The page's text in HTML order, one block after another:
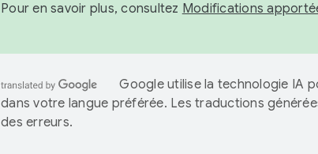
Pour en savoir plus, consultez Modifications
Google utilise la technologie IA
dans votre langue préférée. Les traductions
des erreurs.